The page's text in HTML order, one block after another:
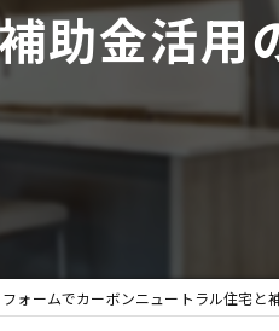
セルロースファイバー
助金活用
フォームでカーボンニュートラル住宅と